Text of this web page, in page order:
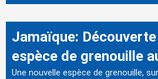
Jamaïque: Découverte
espèce de grenouille
Une nouvelle espèce de grenouille,